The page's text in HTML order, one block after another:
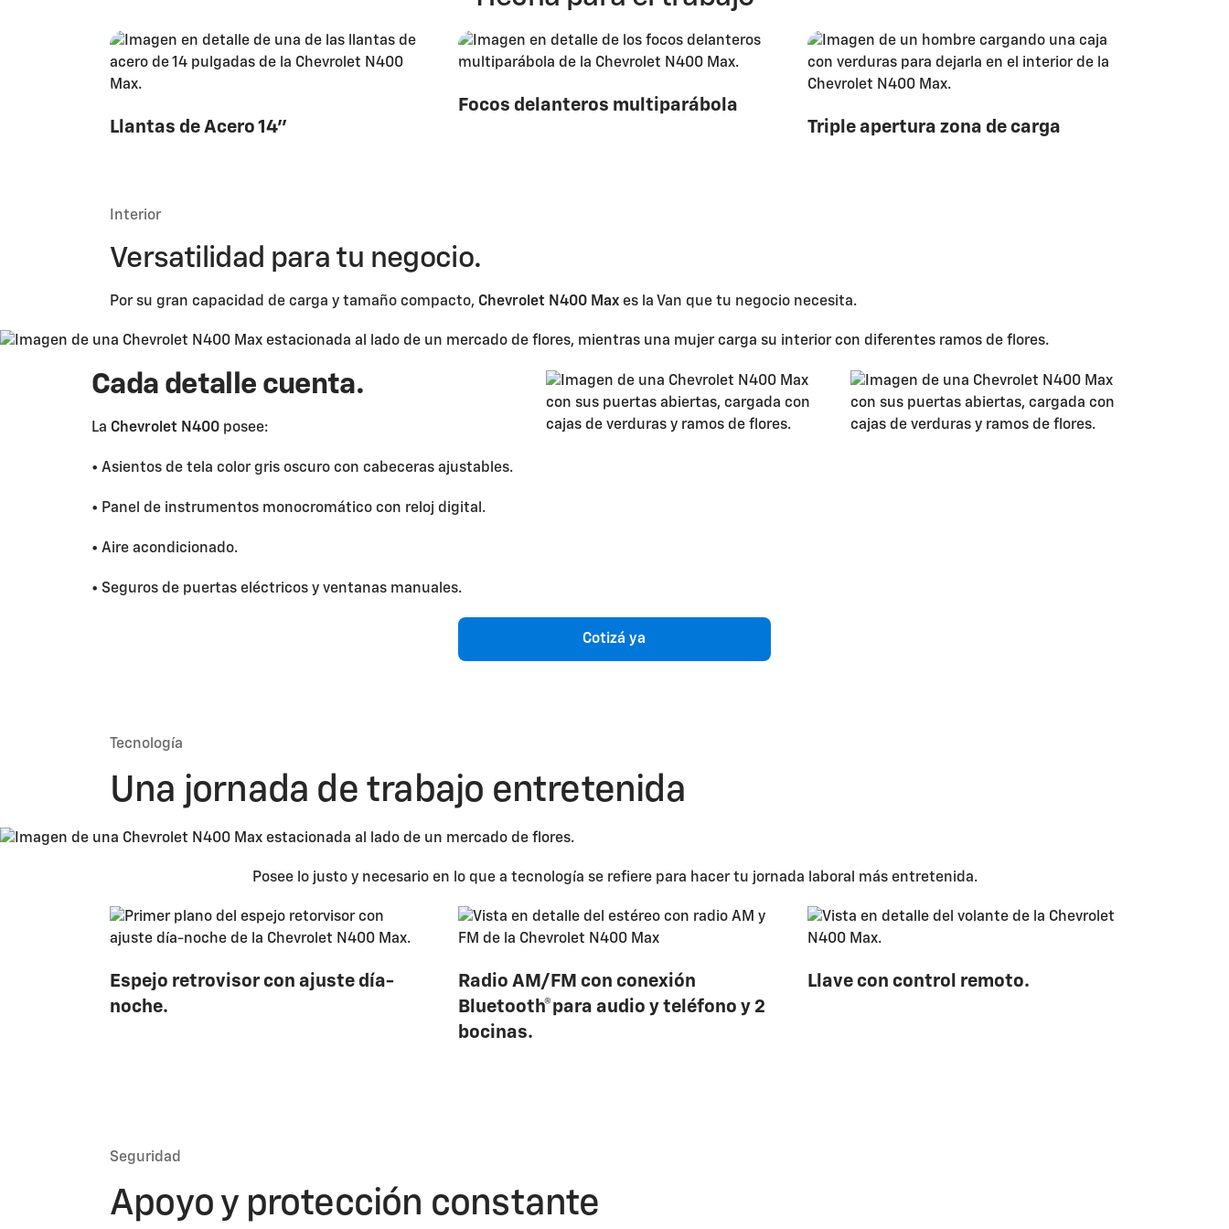
Llantas de Acero 14''
Focos delanteros multiparábola
Triple apertura zona de carga
Interior
Versatilidad para tu negocio.
Por su gran capacidad de carga y tamaño compacto, Chevrolet N400 Max es la Van que tu negocio necesita.
Cada detalle cuenta.
La Chevrolet N400 posee:
• Asientos de tela color gris oscuro con cabeceras ajustables.
• Panel de instrumentos monocromático con reloj digital.
• Aire acondicionado.
• Seguros de puertas eléctricos y ventanas manuales.
Cotizá ya
Tecnología
Una jornada de trabajo entretenida
Posee lo justo y necesario en lo que a tecnología se refiere para hacer tu jornada laboral más entretenida.
Espejo retrovisor con ajuste día-
noche.
Radio AM/FM con conexión
Bluetooth®para audio y teléfono y 2
bocinas.
Llave con control remoto.
Seguridad
Apoyo y protección constante